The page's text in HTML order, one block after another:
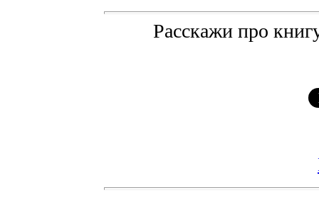
Расскажи про